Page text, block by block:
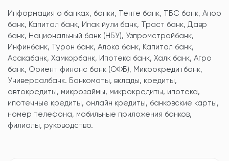
Информация о банках, банки, Тенге банк, ТБС банк, Анор
банк, Капитал банк, Ипак йули банк, Траст банк, Давр
банк, Национальный банк (НБУ), Узпромстройбанк,
Инфинбанк, Турон банк, Алока банк, Капитал банк,
Асакабанк, Хамкорбанк, Ипотека банк, Халк банк, Агро
банк, Ориент финанс банк (ОФБ), Микрокредитбанк,
Универсалбанк. Банкоматы, вклады, кредиты,
автокредиты, микрозаймы, микрокредиты, ипотека,
ипотечные кредиты, онлайн кредиты, банковские карты,
номер телефона, мобильные приложения банков,
филиалы, руководство.